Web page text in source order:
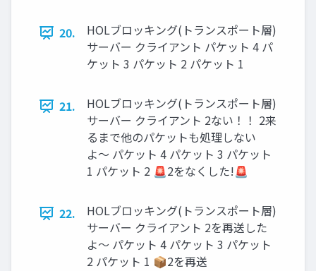
20.
HOLブロッキング(トランスポート層)
サーバー クライアント パケット 4 パ
ケット 3 パケット 2 パケット 1
21.
HOLブロッキング(トランスポート層)
サーバー クライアント 2ない！！ 2来
るまで他のパケットも処理しない
よ〜 パケット 4 パケット 3 パケット
1 パケット 2 🚨2をなくした!🚨
22.
HOLブロッキング(トランスポート層)
サーバー クライアント 2を再送した
よ〜 パケット 4 パケット 3 パケット
2 パケット 1 📦2を再送